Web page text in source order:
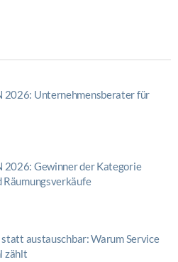
2026: Unternehmensberater für
2026: Gewinner der Kategorie
Räumungsverkäufe
austauschbar: Warum Service
zählt